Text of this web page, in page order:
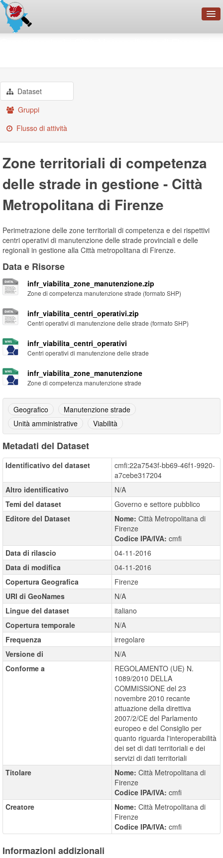
Dataset
Gruppi
Flusso di attività
Zone territoriali di competenza
delle strade in gestione - Città
Metropolitana di Firenze
Perimetrazione delle zone territoriali di competenza e dei rispettivi
centri operativi di manutenzione delle strade provinciali e delle
regionali in gestione alla Città metropolitana di Firenze.
Data e Risorse
infr_viabilita_zone_manutenzione.zip
Zone di competenza manutenzione strade (formato SHP)
infr_viabilita_centri_operativi.zip
Centri operativi di manutenzione delle strade (formato SHP)
infr_viabilita_centri_operativi
Centri operativi di manutenzione delle strade
infr_viabilita_zone_manutenzione
Zone di competenza manutenzione strade
Geografico
Manutenzione strade
Unità amministrative
Viabilità
Metadati del Dataset
Identificativo del dataset
cmfi:22a7543f-bb69-46f1-9920-
a7cebe317204
Altro identificativo
N/A
Temi del dataset
Governo e settore pubblico
Editore del Dataset
Nome: Città Metropolitana di
Firenze
Codice IPA/IVA: cmfi
Data di rilascio
04-11-2016
Data di modifica
04-11-2016
Copertura Geografica
Firenze
URI di GeoNames
N/A
Lingue del dataset
italiano
Copertura temporale
N/A
Frequenza
irregolare
Versione di
N/A
Conforme a
REGOLAMENTO (UE) N.
1089/2010 DELLA
COMMISSIONE del 23
novembre 2010 recante
attuazione della direttiva
2007/2/CE del Parlamento
europeo e del Consiglio per
quanto riguarda l'interoperabilità
dei set di dati territoriali e dei
servizi di dati territoriali
Titolare
Nome: Città Metropolitana di
Firenze
Codice IPA/IVA: cmfi
Creatore
Nome: Città Metropolitana di
Firenze
Codice IPA/IVA: cmfi
Informazioni addizionali